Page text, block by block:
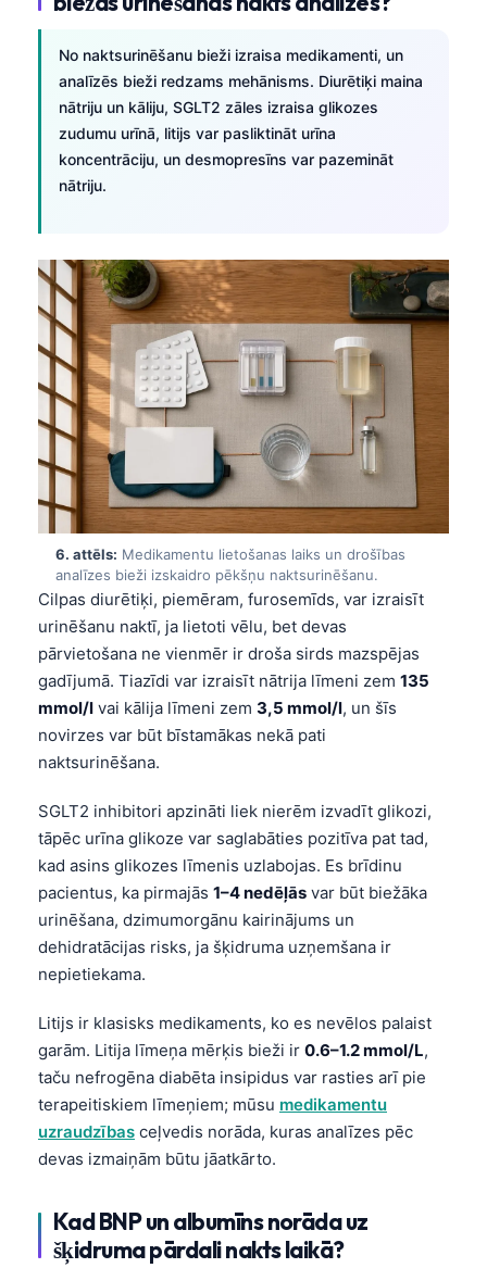
No naktsurinēšanu bieži izraisa medikamenti, un
analīzēs bieži redzams mehānisms. Diurētiķi maina
nātriju un kāliju, SGLT2 zāles izraisa glikozes
zudumu urīnā, litijs var pasliktināt urīna
koncentrāciju, un desmopresīns var pazemināt
nātriju.
6. attēls: Medikamentu lietošanas laiks un drošības
analīzes bieži izskaidro pēkšņu naktsurinēšanu.
Cilpas diurētiķi, piemēram, furosemīds, var izraisīt
urinēšanu naktī, ja lietoti vēlu, bet devas
pārvietošana ne vienmēr ir droša sirds mazspējas
gadījumā. Tiazīdi var izraisīt nātrija līmeni zem 135
mmol/l vai kālija līmeni zem 3,5 mmol/l, un šīs
novirzes var būt bīstamākas nekā pati
naktsurinēšana.
SGLT2 inhibitori apzināti liek nierēm izvadīt glikozi,
tāpēc urīna glikoze var saglabāties pozitīva pat tad,
kad asins glikozes līmenis uzlabojas. Es brīdinu
pacientus, ka pirmajās 1–4 nedēļās var būt biežāka
urinēšana, dzimumorgānu kairinājums un
dehidratācijas risks, ja šķidruma uzņemšana ir
nepietiekama.
Litijs ir klasisks medikaments, ko es nevēlos palaist
garām. Litija līmeņa mērķis bieži ir 0.6–1.2 mmol/L,
taču nefrogēna diabēta insipidus var rasties arī pie
terapeitiskiem līmeņiem; mūsu medikamentu
uzraudzības ceļvedis norāda, kuras analīzes pēc
devas izmaiņām būtu jāatkārto.
Kad BNP un albumīns norāda uz
šķidruma pārdali nakts laikā?
Azərbaycan dili
Eesti
Čeština
ქართული
Русский
Lietuvių kalba
한국어
Slovenščina
Magyar
Shqip
मराठी
తెలుగు
தமிழ்
ગુજરાતી
ಕನ್ನಡ
മലയാളം
Tiếng Việt
Tagalog
ไทย
ဗမာစာ
ភាសាខ្មែរ
Kiswahili
አማርኛ
Català
Қазақ тілі
Suomi
Hrvatski